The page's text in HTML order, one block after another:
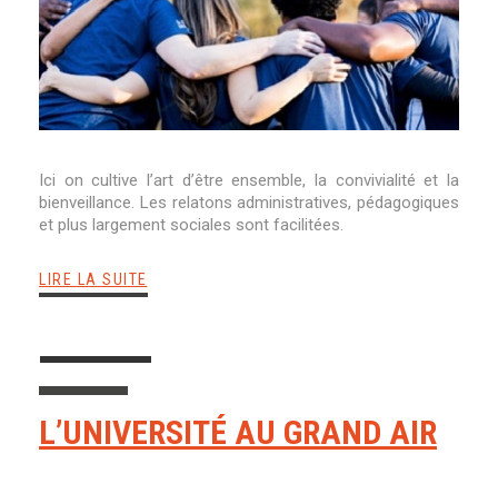
Ici on cultive l’art d’être ensemble, la convivialité et la
bienveillance. Les relatons administratives, pédagogiques
et plus largement sociales sont facilitées.
LIRE LA SUITE
L’UNIVERSITÉ AU GRAND AIR